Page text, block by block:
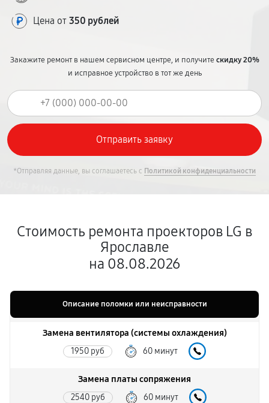
Цена от 350 рублей
Закажите ремонт в нашем сервисном центре, и получитескидку 20%
и исправное устройство в тот же день
*Отправляя данные, вы соглашаетесь с Политикой конфиденциальности
Стоимость ремонта проекторов LG в
Ярославле
на 08.08.2026
Описание поломки или неисправности
Замена вентилятора (системы охлаждения)
1950 руб 60 минут
Замена платы сопряжения
2540 руб 60 минут